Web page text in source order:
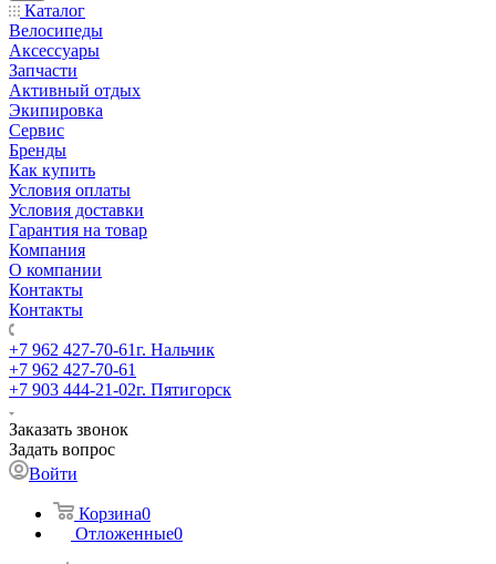
Каталог
Велосипеды
Аксессуары
Запчасти
Активный отдых
Экипировка
Сервис
Бренды
Как купить
Условия оплаты
Условия доставки
Гарантия на товар
Компания
О компании
Контакты
Контакты
+7 962 427-70-61г. Нальчик
+7 962 427-70-61
+7 903 444-21-02г. Пятигорск
Заказать звонок
Задать вопрос
Войти
Корзина0
Отложенные0